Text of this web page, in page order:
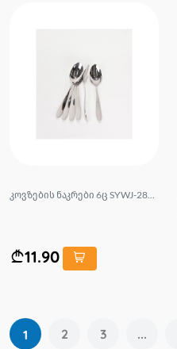
კოვზების ნაკრები 6ც SYWJ-28...
11.90
1 2 3 ...